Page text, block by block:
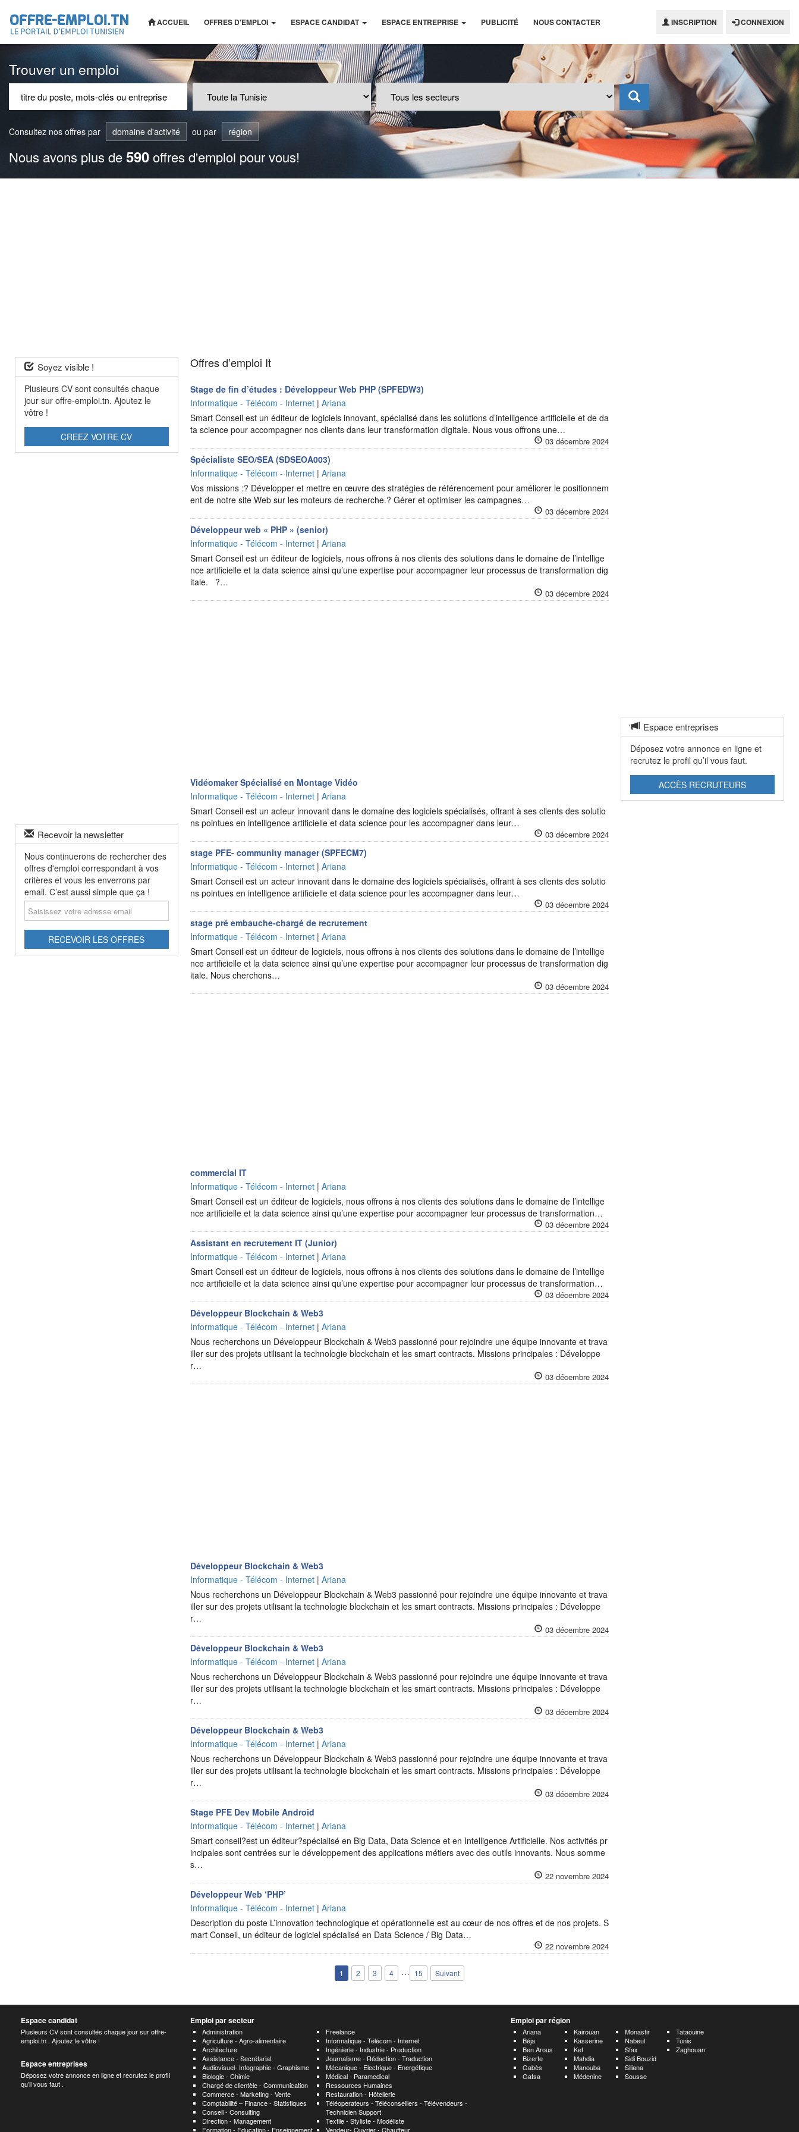
ACCUEIL OFFRES D'EMPLOI ESPACE CANDIDAT ESPACE ENTREPRISE PUBLICITÉ NOUS CONTACTER INSCRIPTION CONNEXION
Trouver un emploi
Consultez nos offres par domaine d'activité ou par région
Nous avons plus de590offres d'emploi pour vous!
Soyez visible !
Plusieurs CV sont consultés chaque
jour sur offre-emploi.tn. Ajoutez le
vôtre !
CREEZ VOTRE CV
Recevoir la newsletter
Nous continuerons de rechercher des
offres d'emploi correspondant à vos
critères et vous les enverrons par
email. C’est aussi simple que ça !
Saisissez
votre
adresse
RECEVOIR LES OFFRES
Offres d’emploi It
Stage de fin d’études : Développeur Web PHP (SPFEDW3)
Informatique - Télécom - Internet | Ariana
Smart Conseil est un éditeur de logiciels innovant, spécialisé dans les solutions d’intelligence artificielle et de da
ta science pour accompagner nos clients dans leur transformation digitale. Nous vous offrons une…
03 décembre 2024
Spécialiste SEO/SEA (SDSEOA003)
Informatique - Télécom - Internet | Ariana
Vos missions :? Développer et mettre en œuvre des stratégies de référencement pour améliorer le positionnem
ent de notre site Web sur les moteurs de recherche.? Gérer et optimiser les campagnes…
03 décembre 2024
Développeur web « PHP » (senior)
Informatique - Télécom - Internet | Ariana
Smart Conseil est un éditeur de logiciels, nous offrons à nos clients des solutions dans le domaine de l’intellige
nce artificielle et la data science ainsi qu’une expertise pour accompagner leur processus de transformation dig
itale. ?…
03 décembre 2024
Vidéomaker Spécialisé en Montage Vidéo
Informatique - Télécom - Internet | Ariana
Smart Conseil est un acteur innovant dans le domaine des logiciels spécialisés, offrant à ses clients des solutio
ns pointues en intelligence artificielle et data science pour les accompagner dans leur…
03 décembre 2024
stage PFE- community manager (SPFECM7)
Informatique - Télécom - Internet | Ariana
Smart Conseil est un acteur innovant dans le domaine des logiciels spécialisés, offrant à ses clients des solutio
ns pointues en intelligence artificielle et data science pour les accompagner dans leur…
03 décembre 2024
stage pré embauche-chargé de recrutement
Informatique - Télécom - Internet | Ariana
Smart Conseil est un éditeur de logiciels, nous offrons à nos clients des solutions dans le domaine de l’intellige
nce artificielle et la data science ainsi qu’une expertise pour accompagner leur processus de transformation dig
itale. Nous cherchons…
03 décembre 2024
commercial IT
Informatique - Télécom - Internet | Ariana
Smart Conseil est un éditeur de logiciels, nous offrons à nos clients des solutions dans le domaine de l’intellige
nce artificielle et la data science ainsi qu’une expertise pour accompagner leur processus de transformation…
03 décembre 2024
Assistant en recrutement IT (Junior)
Informatique - Télécom - Internet | Ariana
Smart Conseil est un éditeur de logiciels, nous offrons à nos clients des solutions dans le domaine de l’intellige
nce artificielle et la data science ainsi qu’une expertise pour accompagner leur processus de transformation…
03 décembre 2024
Développeur Blockchain & Web3
Informatique - Télécom - Internet | Ariana
Nous recherchons un Développeur Blockchain & Web3 passionné pour rejoindre une équipe innovante et trava
iller sur des projets utilisant la technologie blockchain et les smart contracts. Missions principales : Développe
r…
03 décembre 2024
Développeur Blockchain & Web3
Informatique - Télécom - Internet | Ariana
Nous recherchons un Développeur Blockchain & Web3 passionné pour rejoindre une équipe innovante et trava
iller sur des projets utilisant la technologie blockchain et les smart contracts. Missions principales : Développe
r…
03 décembre 2024
Développeur Blockchain & Web3
Informatique - Télécom - Internet | Ariana
Nous recherchons un Développeur Blockchain & Web3 passionné pour rejoindre une équipe innovante et trava
iller sur des projets utilisant la technologie blockchain et les smart contracts. Missions principales : Développe
r…
03 décembre 2024
Développeur Blockchain & Web3
Informatique - Télécom - Internet | Ariana
Nous recherchons un Développeur Blockchain & Web3 passionné pour rejoindre une équipe innovante et trava
iller sur des projets utilisant la technologie blockchain et les smart contracts. Missions principales : Développe
r…
03 décembre 2024
Stage PFE Dev Mobile Android
Informatique - Télécom - Internet | Ariana
Smart conseil?est un éditeur?spécialisé en Big Data, Data Science et en Intelligence Artificielle. Nos activités pr
incipales sont centrées sur le développement des applications métiers avec des outils innovants. Nous somme
s…
22 novembre 2024
Développeur Web ‘PHP’
Informatique - Télécom - Internet | Ariana
Description du poste L’innovation technologique et opérationnelle est au cœur de nos offres et de nos projets. S
mart Conseil, un éditeur de logiciel spécialisé en Data Science / Big Data…
22 novembre 2024
1 2 3 4 … 15 Suivant
Espace entreprises
Déposez votre annonce en ligne et
recrutez le profil qu’il vous faut.
ACCÈS RECRUTEURS
Espace candidat
Plusieurs CV sont consultés chaque jour sur offre-
emploi.tn . Ajoutez le vôtre !
Espace entreprises
Déposez votre annonce en ligne et recrutez le profil
qu’il vous faut .
Emploi par secteur
Administration
Agriculture - Agro-alimentaire
Architecture
Assistance - Secrétariat
Audiovisuel- Infographie - Graphisme
Biologie - Chimie
Chargé de clientèle - Communication
Commerce - Marketing - Vente
Comptabilité – Finance - Statistiques
Conseil - Consulting
Direction - Management
Formation - Education - Enseignement
Freelance
Informatique - Télécom - Internet
Ingénierie - Industrie - Production
Journalisme - Rédaction - Traduction
Mécanique - Electrique - Energétique
Médical - Paramedical
Ressources Humaines
Restauration - Hôtellerie
Téléoperateurs - Téléconseillers - Télévendeurs -
Technicien Support
Textile - Styliste - Modéliste
Vendeur- Ouvrier - Chauffeur
Emploi par région
Ariana
Béja
Ben Arous
Bizerte
Gabès
Gafsa
Kairouan
Kasserine
Kef
Mahdia
Manouba
Médenine
Monastir
Nabeul
Sfax
Sidi Bouzid
Siliana
Sousse
Tataouine
Tunis
Zaghouan